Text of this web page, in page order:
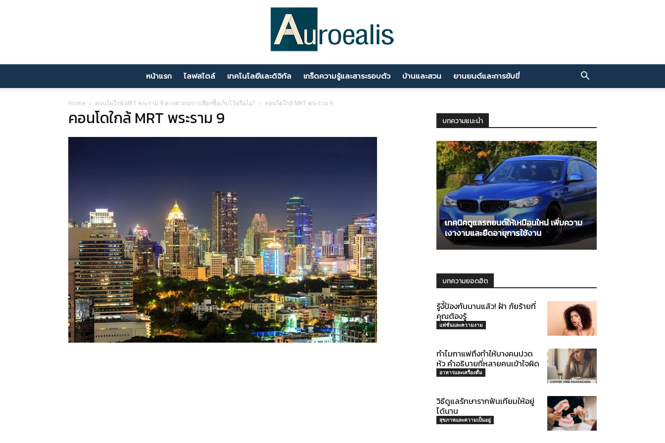
นานา
รู้
ทุก
หน้าแรก ไลฟสไตล์ เทคโนโลยีและดิจิทัล เกร็ดความรู้และสาระรอบตัว บ้านและสวน ยานยนต์และการขับขี่
Home คอนโดใกล้ MRT พระราม 9 ควรค่าต่อการเลือกซื้อเก็บไว้หรือไม่? คอนโดใกล้ MRT พระราม 9
คอนโดใกล้ MRT พระราม 9 บทความแนะนำ
เทคนิคดูแลรถยนต์ให้เหมือนใหม่ เพิ่มความ
เงางามและยืดอายุการใช้งาน
บทความยอดฮิต
รู้งี้ป้องกันนานแล้ว! ฝ้า ภัยร้ายที่
คุณต้องรู้
แฟชั่นและความงาม
ทำไมกาแฟถึงทำให้บางคนปวด
หัว คำอธิบายที่หลายคนเข้าใจผิด
อาหารและเครื่องดื่ม
วิธีดูแลรักษารากฟันเทียมให้อยู่
ได้นาน
สุขภาพและความเป็นอยู่